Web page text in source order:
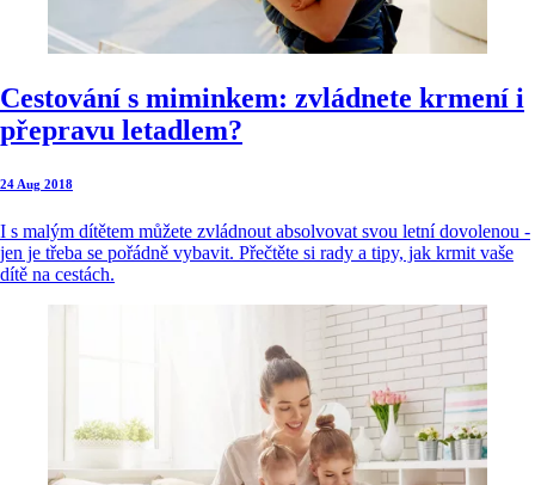
Cestování s miminkem: zvládnete krmení i
přepravu letadlem?
24 Aug 2018
I s malým dítětem můžete zvládnout absolvovat svou letní dovolenou -
jen je třeba se pořádně vybavit. Přečtěte si rady a tipy, jak krmit vaše
dítě na cestách.